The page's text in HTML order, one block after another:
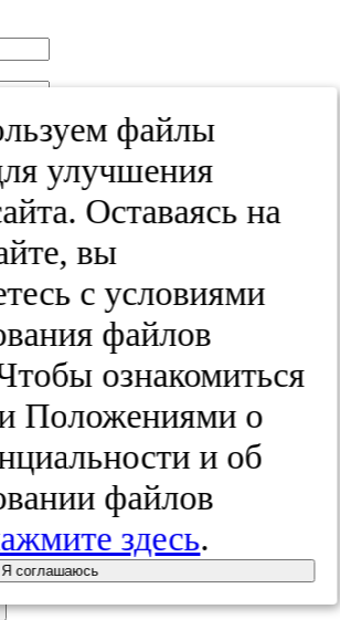
лица
файлы
улучшения
Оставаясь на
вы
с условиями
файлов
ознакомиться
Положениями о
и об
файлов
здесь.
Я соглашаюсь